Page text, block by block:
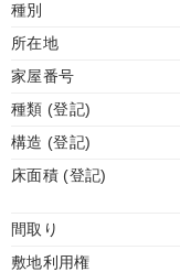
種別
所在地
家屋番号
種類 (登記)
構造 (登記)
床面積 (登記)
間取り
敷地利用権